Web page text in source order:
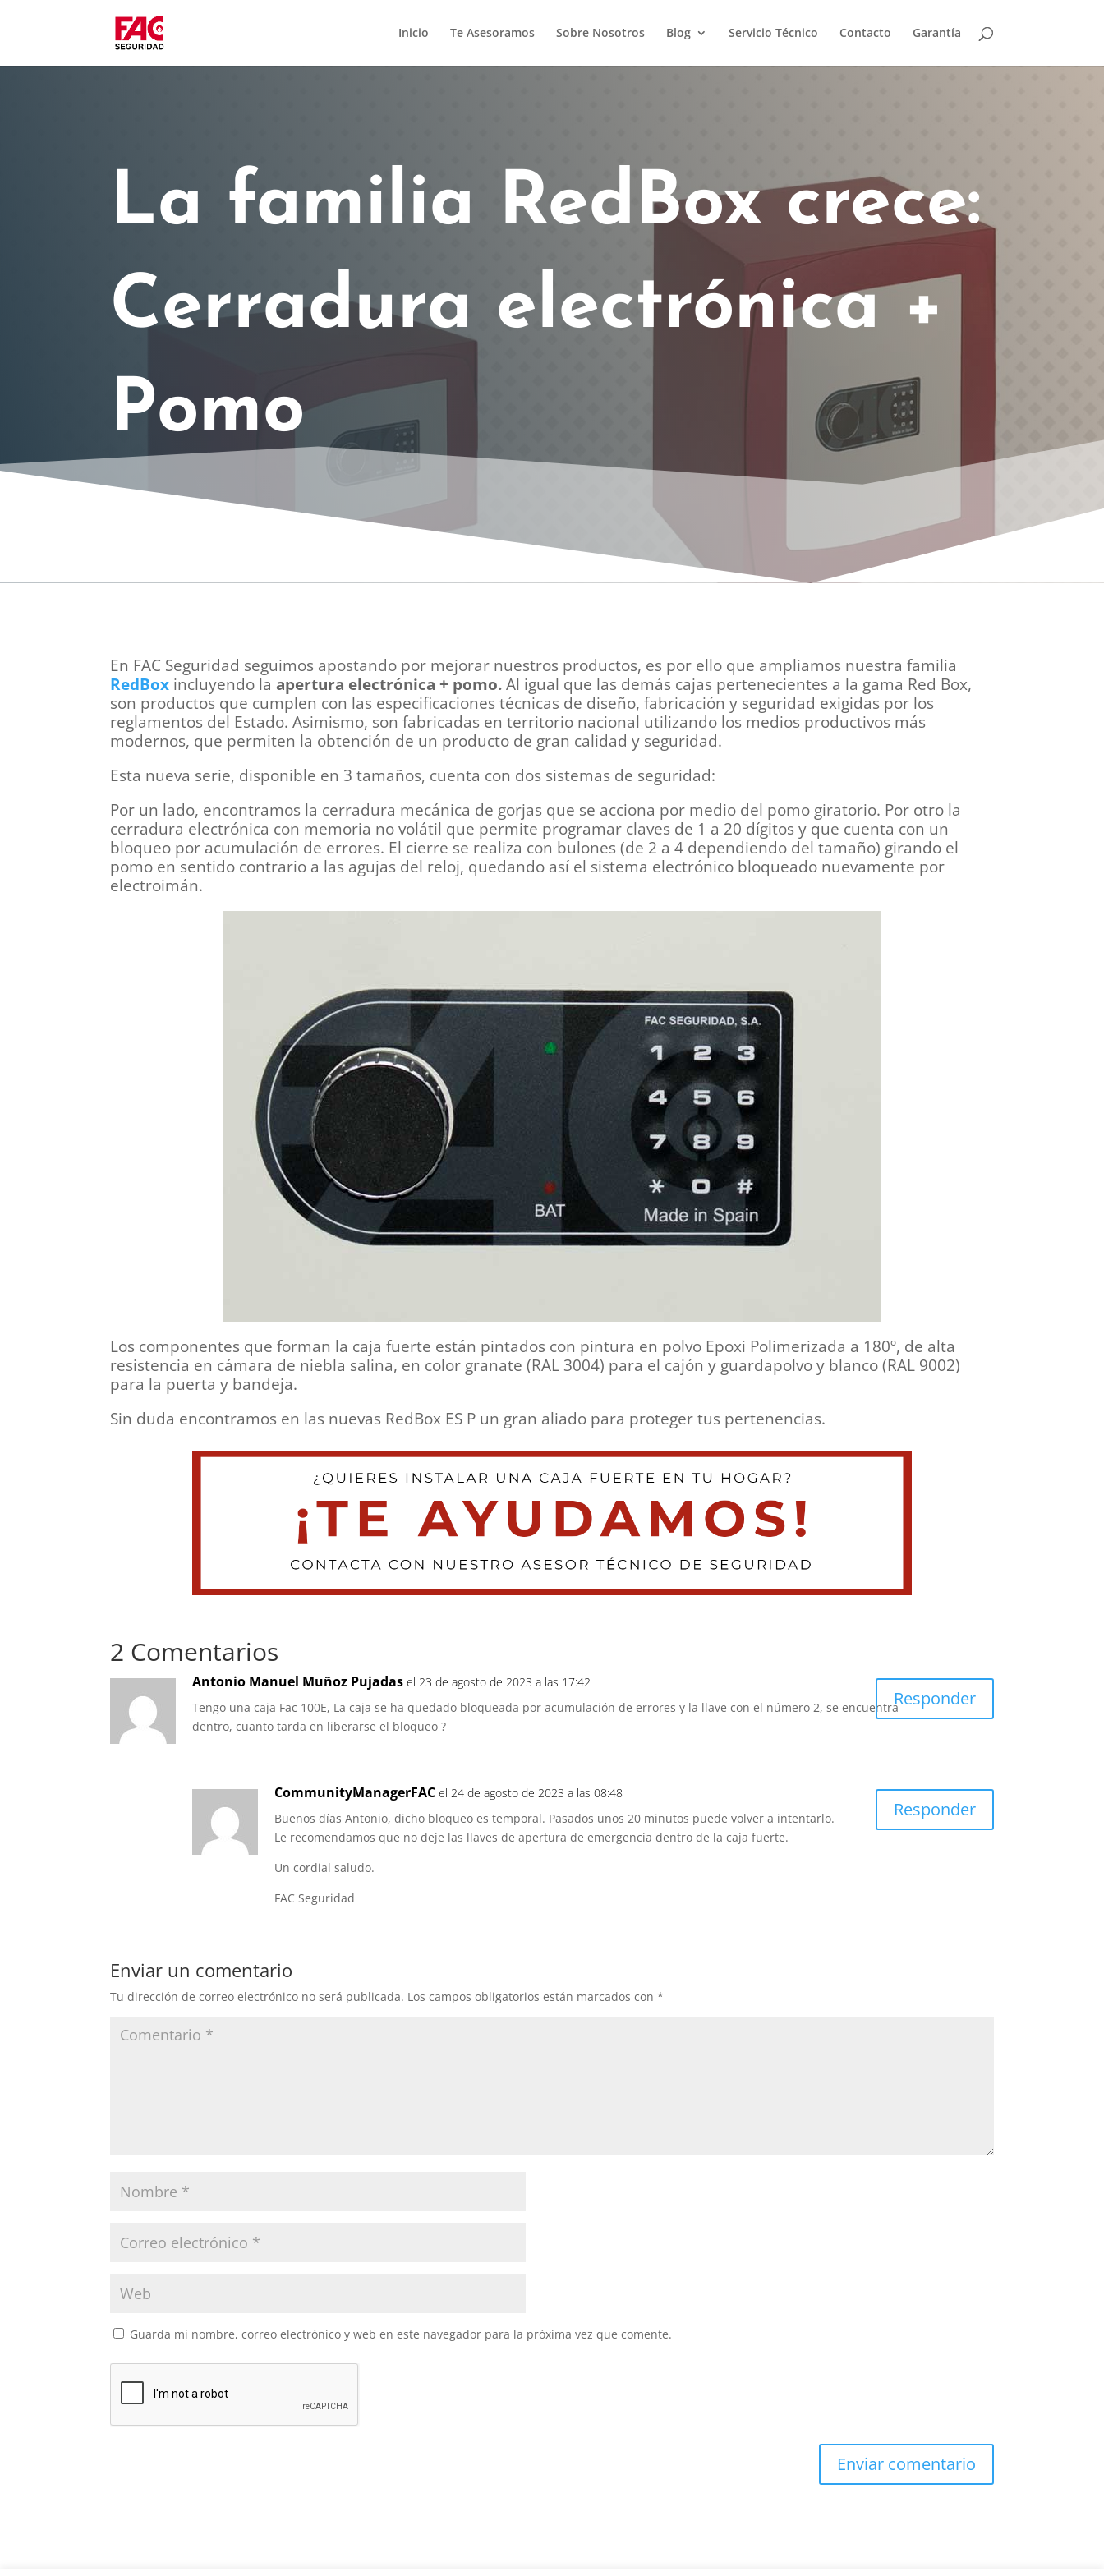
Inicio Te Asesoramos Sobre Nosotros Blog Servicio Técnico Contacto Garantía
La familia RedBox crece:
Cerradura electrónica +
Pomo
En FAC Seguridad seguimos apostando por mejorar nuestros productos, es por ello que ampliamos nuestra familia
RedBox incluyendo la apertura electrónica + pomo.Al igual que las demás cajas pertenecientes a la gama Red Box,
son productos que cumplen con las especificaciones técnicas de diseño, fabricación y seguridad exigidas por los
reglamentos del Estado. Asimismo, son fabricadas en territorio nacional utilizando los medios productivos más
modernos, que permiten la obtención de un producto de gran calidad y seguridad.
Esta nueva serie, disponible en 3 tamaños, cuenta con dos sistemas de seguridad:
Por un lado, encontramos la cerradura mecánica de gorjas que se acciona por medio del pomo giratorio. Por otro la
cerradura electrónica con memoria no volátil que permite programar claves de 1 a 20 dígitos y que cuenta con un
bloqueo por acumulación de errores. El cierre se realiza con bulones (de 2 a 4 dependiendo del tamaño) girando el
pomo en sentido contrario a las agujas del reloj, quedando así el sistema electrónico bloqueado nuevamente por
electroimán.
Los componentes que forman la caja fuerte están pintados con pintura en polvo Epoxi Polimerizada a 180º, de alta
resistencia en cámara de niebla salina, en color granate (RAL 3004) para el cajón y guardapolvo y blanco (RAL 9002)
para la puerta y bandeja.
Sin duda encontramos en las nuevas RedBox ES P un gran aliado para proteger tus pertenencias.
2 Comentarios
Antonio Manuel Muñoz Pujadas el 23 de agosto de 2023 a las 17:42
Tengo una caja Fac 100E, La caja se ha quedado bloqueada por acumulación de errores y la llave con el número 2, se encuentra
dentro, cuanto tarda en liberarse el bloqueo ?
Responder
CommunityManagerFAC el 24 de agosto de 2023 a las 08:48
Buenos días Antonio, dicho bloqueo es temporal. Pasados unos 20 minutos puede volver a intentarlo.
Le recomendamos que no deje las llaves de apertura de emergencia dentro de la caja fuerte.
Un cordial saludo.
FAC Seguridad
Responder
Enviar un comentario
Tu dirección de correo electrónico no será publicada. Los campos obligatorios están marcados con*
Guarda mi nombre, correo electrónico y web en este navegador para la próxima vez que comente.
Enviar comentario